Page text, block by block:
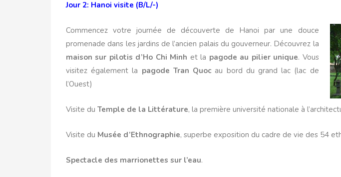
Jour 2: Hanoi visite (B/L/-)
Commencez votre journée de découverte de Hanoi par une douce
promenade dans les jardins de l’ancien palais du gouverneur. Découvrez la
maison sur pilotis d’Ho Chi Minh et la pagode au pilier unique. Vous
visitez également la pagode Tran Quocau bord du grand lac (lac de
l’Ouest)
Visite du Temple de la Littérature, la première université nationale à
Visite du Musée d’Ethnographie, superbe exposition du cadre de vie des 54
Spectacle des marrionettes sur l’eau.